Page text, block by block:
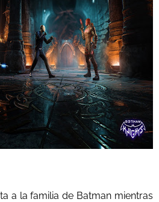
a la familia de Batman mientras